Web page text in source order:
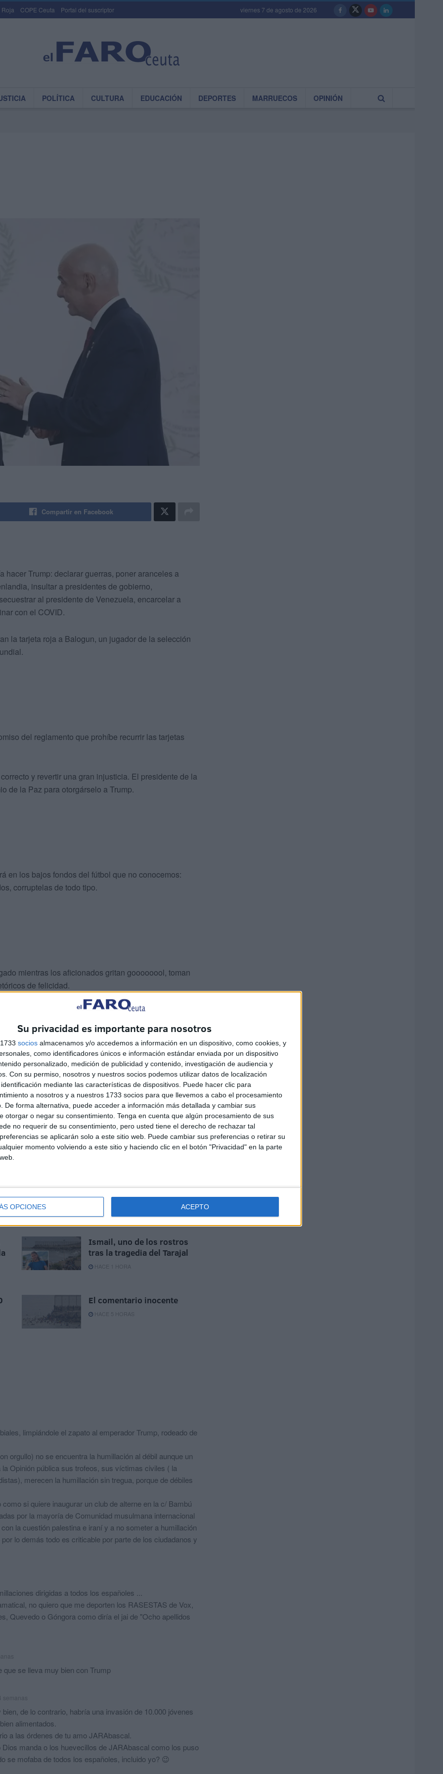
Su privacidad es importante para nosotros
socios almacenamos y/o accedemos a información en un dispositivo, como cookies, y
como identificadores únicos e información estándar enviada por un dispositivo
personalizado, medición de publicidad y contenido, investigación de audiencia y
Con su permiso, nosotros y nuestros socios podemos utilizar datos de localización
mediante las características de dispositivos. Puede hacer clic para
a nosotros y a nuestros 1733 socios para que llevemos a cabo el procesamiento
De forma alternativa, puede acceder a información más detallada y cambiar sus
otorgar o negar su consentimiento. Tenga en cuenta que algún procesamiento de sus
no requerir de su consentimiento, pero usted tiene el derecho de rechazar tal
se aplicarán solo a este sitio web. Puede cambiar sus preferencias o retirar su
momento volviendo a este sitio y haciendo clic en el botón "Privacidad" en la parte
OPCIONES ACEPTO
Roja COPE Ceuta Portal del suscriptor viernes 7 de agosto de 2026
POLÍTICA CULTURA EDUCACIÓN DEPORTES MARRUECOS OPINIÓN
Compartir en Facebook
Trump: declarar guerras, poner aranceles a
insultar a presidentes de gobierno,
al presidente de Venezuela, encarcelar a
con el COVID.
la tarjeta roja a Balogun, un jugador de la selección
del reglamento que prohíbe recurrir las tarjetas
y revertir una gran injusticia. El presidente de la
de la Paz para otorgárselo a Trump.
en los bajos fondos del fútbol que no conocemos:
corruptelas de todo tipo.
mientras los aficionados gritan goooooool, toman
de felicidad.
Rubiales y circo, árbitros y circo, tongo y circo.
de final. Lo mismo acusa a los Belgas de haberse
bip bip. GOOOOOOOOOOL.
comprar una bombona de
HACE 39 MINUTOS
Ismail, uno de los rostros
tras la tragedia del Tarajal
HACE 1 HORA
El comentario inocente
HACE 5 HORAS
limpiándole el zapato al emperador Trump, rodeado de
orgullo) no se encuentra la humillación al débil aunque un
Opinión pública sus trofeos, sus víctimas civiles ( la
merecen la humillación sin tregua, porque de débiles
si quiere inaugurar un club de alterne en la c/ Bambú
por la mayoría de Comunidad musulmana internacional
la cuestión palestina e iraní y a no someter a humillación
lo demás todo es criticable por parte de los ciudadanos y
dirigidas a todos los españoles ...
no quiero que me deporten los RASESTAS de Vox,
Quevedo o Góngora como diría el jai de "Ocho apellidos
que se lleva muy bien con Trump
de lo contrario, habría una invasión de 10.000 jóvenes
alimentados.
a las órdenes de tu amo JARAbascal.
manda o los huevecillos de JARAbascal como los puso
se mofaba de todos los españoles, incluido yo? 😉